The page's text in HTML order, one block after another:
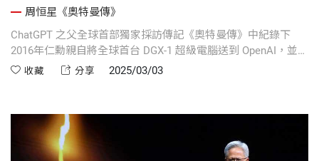
DGX-1 作為禮物送給你們！｜《奧特曼傳》
周恒星《奧特曼傳》
ChatGPT 之父全球首部獨家採訪傳記《奧特曼傳》中紀錄下
2016年仁勳親自將全球首台 DGX-1 超級電腦送到 OpenAI，並在
機身上題字：「為了伊隆和 OpenAI 團隊！為了電腦和人類的未
收藏 分享 2025/03/03